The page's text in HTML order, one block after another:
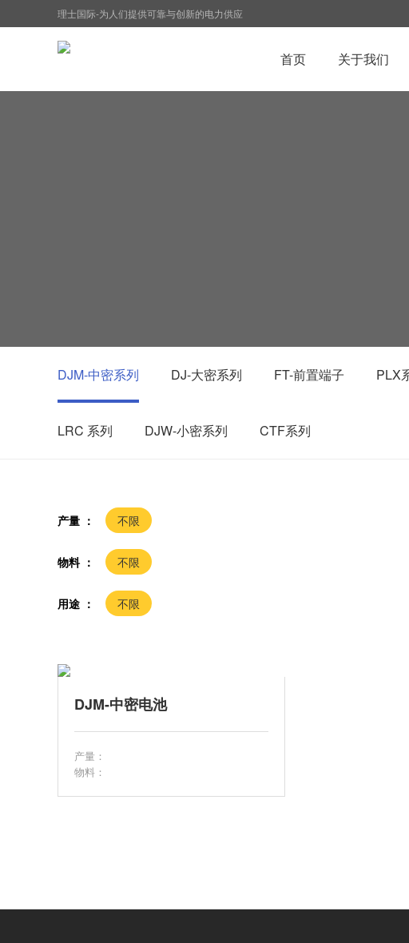
理士国际-为人们提供可靠与创新的电力供应
首页 关于我们
DJM-中密系列 DJ-大密系列 FT-前置端子 PLX
LRC 系列 DJW-小密系列 CTF系列
产量 ： 不限
物料 ： 不限
用途 ： 不限
DJM-中密电池
产量：
物料：